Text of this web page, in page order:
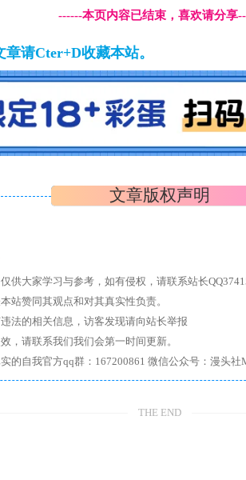
------本页内容已结束，喜欢请分享
请Cter+D收藏本站。
文章版权声明
供大家学习与参考，如有侵权，请联系站长
站赞同其观点和对其真实性负责。
法的相关信息，访客发现请向站长举报
，请联系我们我们会第一时间更新。
7、带你进入绅士内部，畅所欲言，释放最真实的自我官方qq群：167200861 微信公众
THE END